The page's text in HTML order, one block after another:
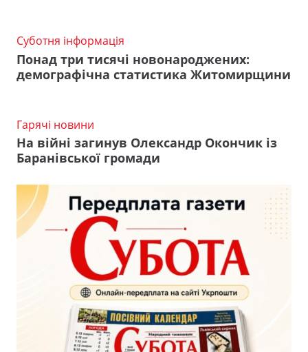
Суботня інформація
Понад три тисячі новонароджених:
демографічна статистика Житомирщини
Гарячі новини
На війні загинув Олександр Окончик із
Баранівської громади